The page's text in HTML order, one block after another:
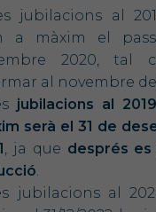
jubilacions al
a màxim el
2020, tal
al novembre
jubilacions al
serà el 31 de
, ja que després
.
jubilacions al